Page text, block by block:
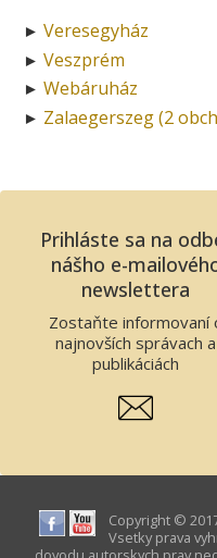
► Veresegyház
► Veszprém
► Webáruház
► Zalaegerszeg (2
Prihláste sa na
nášho e-
newslettera
Zostaňte informovaní
najnovších správach a
publikáciách
Copyright ©
Vsetky prava